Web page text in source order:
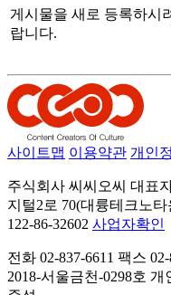
게시물을 새로 등록하시
랍니다.
사이트맵 이용약관 개인
주식회사 씨씨오씨 대표
지털2로 70(대륭테크노타
122-86-32602 사업자확인
전화 02-837-6611 팩스
2018-서울금천-0298호 개